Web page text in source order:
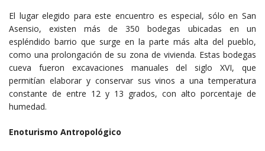
El lugar elegido para este encuentro es especial, sólo en San
Asensio, existen más de 350 bodegas ubicadas en un
espléndido barrio que surge en la parte más alta del pueblo,
como una prolongación de su zona de vivienda. Estas bodegas
cueva fueron excavaciones manuales del siglo XVI, que
permitían elaborar y conservar sus vinos a una temperatura
constante de entre 12 y 13 grados, con alto porcentaje de
humedad.
Enoturismo Antropológico